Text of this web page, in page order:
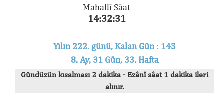
Mahallî Sâat
14:32:31
Yılın 222. günü, Kalan Gün : 143
8. Ay, 31 Gün, 33. Hafta
Gündüzün kısalması 2 dakika - Ezânî sâat 1 dakika ileri
alınır.